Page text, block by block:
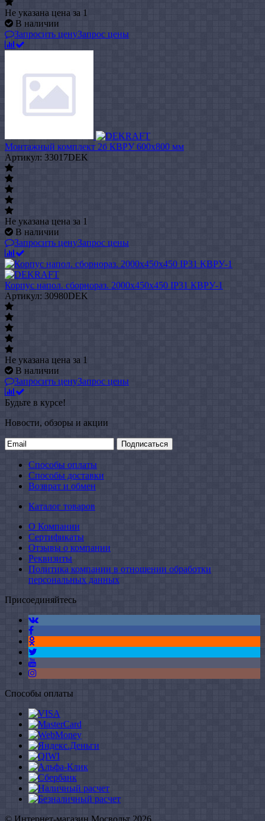
Не указана цена за 1
В наличии
Запросить ценуЗапрос цены
Монтажный комплект 2б КВРУ 600х800 мм
Артикул: 33017DEK
Не указана цена за 1
В наличии
Запросить ценуЗапрос цены
Корпус напол. сборнораз. 2000х450х450 IP31 КВРУ-1
Артикул: 30980DEK
Не указана цена за 1
В наличии
Запросить ценуЗапрос цены
Будьте в курсе!
Новости, обзоры и акции
Подписаться
Способы оплаты
Способы доставки
Возврат и обмен
Каталог товаров
О Компании
Сертификаты
Отзывы о компании
Реквизиты
Политика компании в отношении обработки
персональных данных
Присоединяйтесь
Способы оплаты
© Интернет-магазин Мосвольт 2026